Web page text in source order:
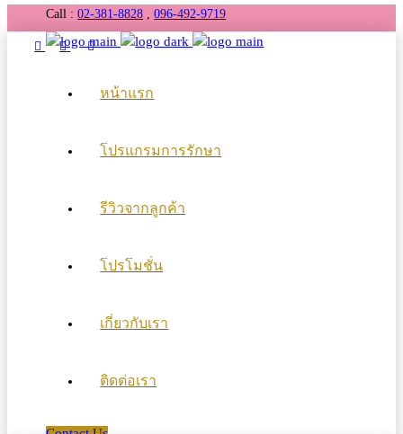
Call :02-381-8828 ,096-492-9719
หน้าแรก
โปรแกรมการรักษา
รีวิวจากลูกค้า
โปรโมชั่น
เกี่ยวกับเรา
ติดต่อเรา